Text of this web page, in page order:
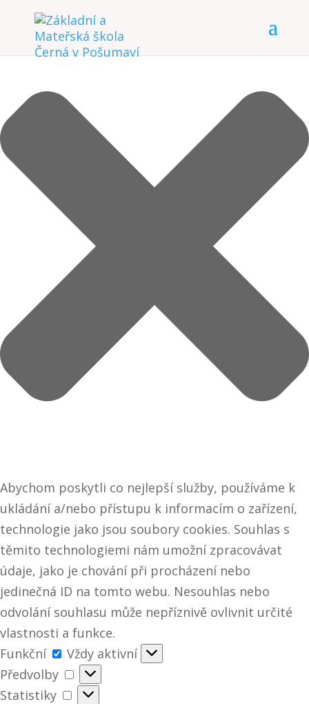
Spravovat Souhlas
Abychom poskytli co nejlepší služby, používáme k
ukládání a/nebo přístupu k informacím o zařízení,
technologie jako jsou soubory cookies. Souhlas s
těmito technologiemi nám umožní zpracovávat
údaje, jako je chování při procházení nebo
jedinečná ID na tomto webu. Nesouhlas nebo
odvolání souhlasu může nepříznivě ovlivnit určité
vlastnosti a funkce.
Funkční
Funkční
Vždy aktivní
Předvolby
Předvolby
Statistiky
Statistiky